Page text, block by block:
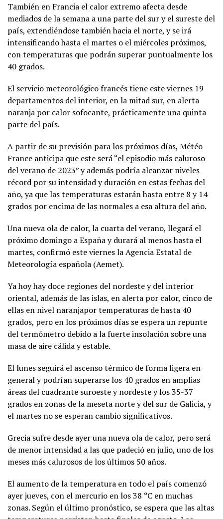
También en Francia el calor extremo afecta desde
mediados de la semana a una parte del sur y el sureste del
país, extendiéndose también hacia el norte, y se irá
intensificando hasta el martes o el miércoles próximos,
con temperaturas que podrán superar puntualmente los
40 grados.
El servicio meteorológico francés tiene este viernes 19
departamentos del interior, en la mitad sur, en alerta
naranja por calor sofocante, prácticamente una quinta
parte del país.
A partir de su previsión para los próximos días, Météo
France anticipa que este será “el episodio más caluroso
del verano de 2023” y además podría alcanzar niveles
récord por su intensidad y duración en estas fechas del
año, ya que las temperaturas estarán hasta entre 8 y 14
grados por encima de las normales a esa altura del año.
Una nueva ola de calor, la cuarta del verano, llegará el
próximo domingo a España y durará al menos hasta el
martes, confirmó este viernes la Agencia Estatal de
Meteorología española (Aemet).
Ya hoy hay doce regiones del nordeste y del interior
oriental, además de las islas, en alerta por calor, cinco de
ellas en nivel naranjapor temperaturas de hasta 40
grados, pero en los próximos días se espera un repunte
del termómetro debido a la fuerte insolación sobre una
masa de aire cálida y estable.
El lunes seguirá el ascenso térmico de forma ligera en
general y podrían superarse los 40 grados en amplias
áreas del cuadrante suroeste y nordeste y los 35-37
grados en zonas de la meseta norte y del sur de Galicia, y
el martes no se esperan cambio significativos.
Grecia sufre desde ayer una nueva ola de calor, pero será
de menor intensidad a las que padeció en julio, uno de los
meses más calurosos de los últimos 50 años.
El aumento de la temperatura en todo el país comenzó
ayer jueves, con el mercurio en los 38 °C en muchas
zonas. Según el último pronóstico, se espera que las altas